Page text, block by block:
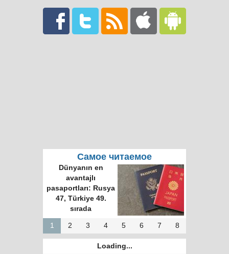
Самое читаемое
Dünyanın en
avantajlı
pasaportları: Rusya
47, Türkiye 49.
sırada
1 2 3 4 5 6 7 8
Loading...